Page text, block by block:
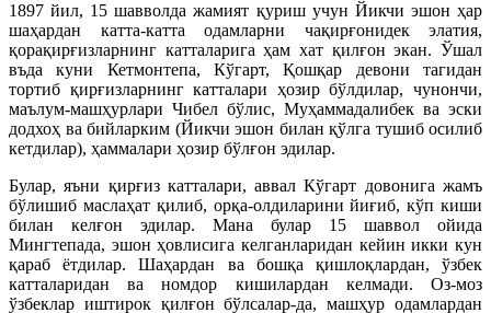
1897 йил, 15 шавволда жамият қуриш учун Йикчи эшон ҳар
шаҳардан катта-катта одамларни чақирғонидек элатия,
қорақирғизларнинг катталарига ҳам хат қилғон экан. Ўшал
въда куни Кетмонтепа, Кўгарт, Қошқар девони тагидан
тортиб қирғизларнинг катталари ҳозир бўлдилар, чунончи,
маълум-машҳурлари Чибел бўлис, Муҳаммадалибек ва эски
додхоҳ ва бийларким (Йикчи эшон билан қўлга тушиб осилиб
кетдилар), ҳаммалари ҳозир бўлғон эдилар.
Булар, яъни қирғиз катталари, аввал Кўгарт довонига жамъ
бўлишиб маслаҳат қилиб, орқа-олдиларини йиғиб, кўп киши
билан келғон эдилар. Мана булар 15 шаввол ойида
Мингтепада, эшон ҳовлисига келганларидан кейин икки кун
қараб ётдилар. Шаҳардан ва бошқа қишлоқлардан, ўзбек
катталаридан ва номдор кишилардан келмади. Оз-моз
ўзбеклар иштирок қилғон бўлсалар-да, машҳур одамлардан